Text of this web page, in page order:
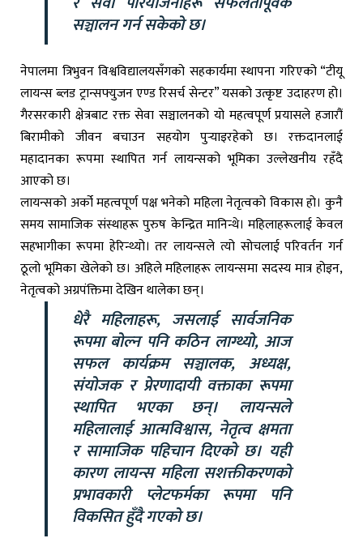
सञ्चालन गर्न सकेको छ।
नेपालमा त्रिभुवन विश्वविद्यालयसँगको सहकार्यमा स्थापना गरिएको “टीयू
लायन्स ब्लड ट्रान्सफ्युजन एण्ड रिसर्च सेन्टर” यसको उत्कृष्ट उदाहरण हो।
गैरसरकारी क्षेत्रबाट रक्त सेवा सञ्चालनको यो महत्वपूर्ण प्रयासले हजारौं
बिरामीको जीवन बचाउन सहयोग पुर्‍याइरहेको छ। रक्तदानलाई
महादानका रूपमा स्थापित गर्न लायन्सको भूमिका उल्लेखनीय रहँदै
आएको छ।
लायन्सको अर्को महत्वपूर्ण पक्ष भनेको महिला नेतृत्वको विकास हो। कुनै
समय सामाजिक संस्थाहरू पुरुष केन्द्रित मानिन्थे। महिलाहरूलाई केवल
सहभागीका रूपमा हेरिन्थ्यो। तर लायन्सले त्यो सोचलाई परिवर्तन गर्न
ठूलो भूमिका खेलेको छ। अहिले महिलाहरू लायन्समा सदस्य मात्र होइन,
नेतृत्वको अग्रपंक्तिमा देखिन थालेका छन्।
धेरै महिलाहरू, जसलाई सार्वजनिक
रूपमा बोल्न पनि कठिन लाग्थ्यो, आज
सफल कार्यक्रम सञ्चालक, अध्यक्ष,
संयोजक र प्रेरणादायी वक्ताका रूपमा
स्थापित भएका छन्। लायन्सले
महिलालाई आत्मविश्वास, नेतृत्व क्षमता
र सामाजिक पहिचान दिएको छ। यही
कारण लायन्स महिला सशक्तीकरणको
प्रभावकारी प्लेटफर्मका रूपमा पनि
विकसित हुँदै गएको छ।